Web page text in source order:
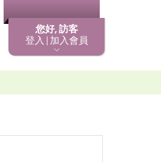
您好, 訪客
登入 | 加入會員